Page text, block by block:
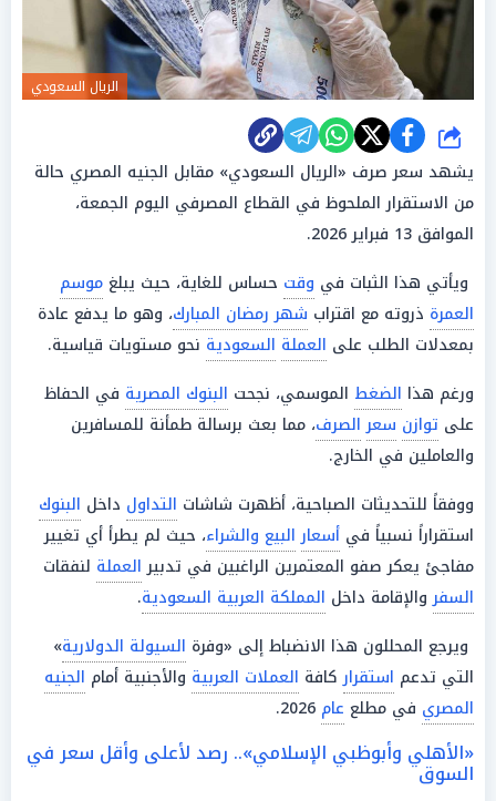
الريال السعودي
شارك
يشهد سعر صرف «الريال السعودي» مقابل الجنيه المصري حالة
من الاستقرار الملحوظ في القطاع المصرفي اليوم الجمعة،
الموافق 13 فبراير 2026.
ويأتي هذا الثبات في وقت حساس للغاية، حيث يبلغموسم
العمرة ذروته مع اقتراب شهر رمضان المبارك، وهو ما يدفع عادة
بمعدلات الطلب على العملة السعودية نحو مستويات قياسية.
ورغم هذا الضغط الموسمي، نجحت البنوك المصرية في الحفاظ
على توازن سعر الصرف، مما بعث برسالة طمأنة للمسافرين
والعاملين في الخارج.
ووفقاً للتحديثات الصباحية، أظهرت شاشات التداول داخل البنوك
استقراراً نسبياً في أسعار البيع والشراء، حيث لم يطرأ أي تغيير
مفاجئ يعكر صفو المعتمرين الراغبين في تدبيرالعملة لنفقات
السفروالإقامة داخل المملكة العربية السعودية.
ويرجع المحللون هذا الانضباط إلى «وفرة السيولة الدولارية»
التي تدعم استقراركافة العملات العربية والأجنبية أمام الجنيه
المصري في مطلع عام
«الأهلي وأبوظبي الإسلامي».. رصد لأعلى وأقل سعر في
السوق